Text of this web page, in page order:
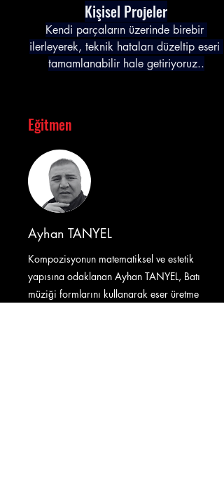
Kişisel Projeler
Kendi parçaların üzerinde birebir
ilerleyerek, teknik hataları düzeltip eseri
tamamlanabilir hale getiriyoruz..
Eğitmen
Ayhan TANYEL
Kompozisyonun matematiksel ve estetik
yapısına odaklanan Ayhan TANYEL, Batı
müziği formlarını kullanarak eser üretme